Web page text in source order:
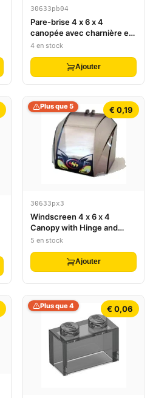
30633pb04
Pare-brise 4 x 6 x 4
canopée avec charnière et
motif Res-Q
4 en stock
Ajouter
€ 0,19
Plus que 5
30633px3
Windscreen 4 x 6 x 4
Canopy with Hinge and
Flames Headlights Pattern
5 en stock
Ajouter
€ 0,06
Plus que 4